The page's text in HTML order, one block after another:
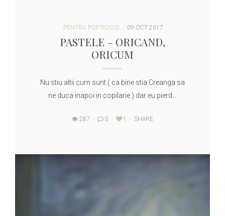
PENTRU POFTICIOSI 09 OCT 2017
PASTELE – ORICAND,
ORICUM
Nu stiu altii cum sunt ( ca bine stia Creanga sa
ne duca inapoi in copilarie ) dar eu pierd…
287 0 1 SHARE